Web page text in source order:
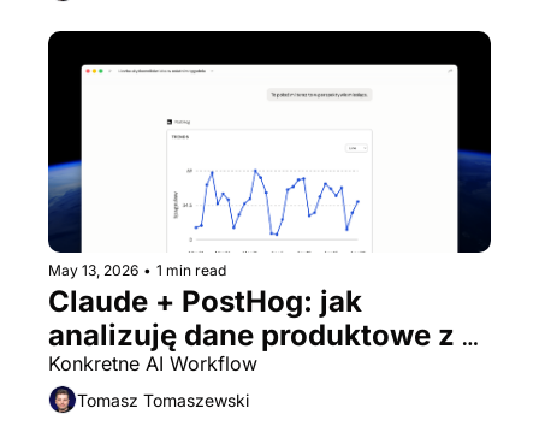
May 13, 2026 • 1 min read
Claude + PostHog: jak
analizuję dane produktowe z
AI?
Konkretne AI Workflow
Tomasz Tomaszewski